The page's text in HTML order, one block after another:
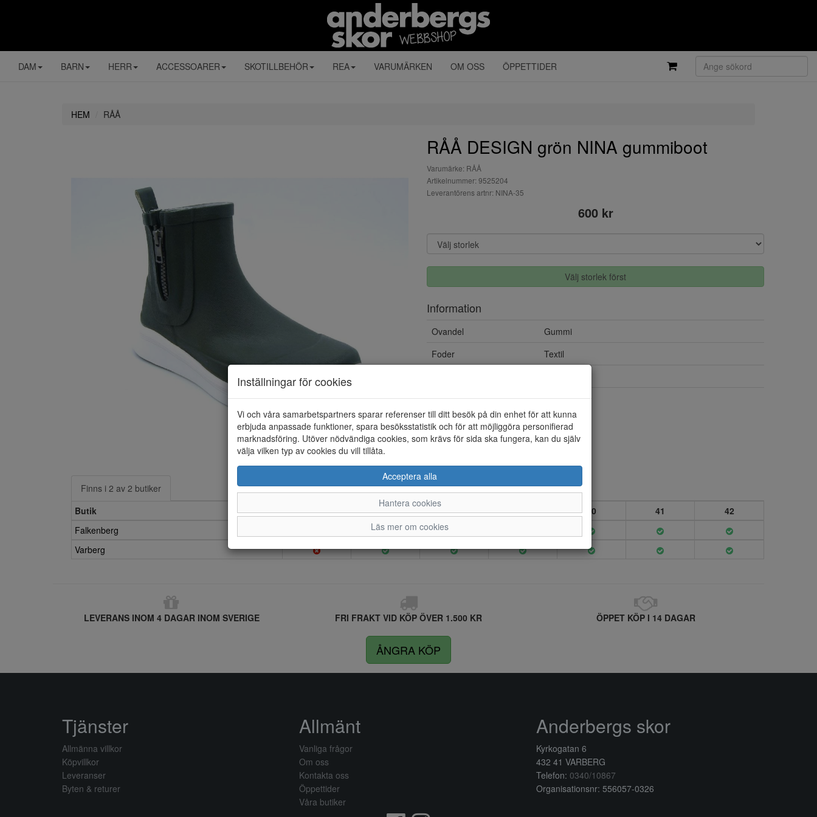
DAM BARN HERR ACCESSOARER SKOTILLBEHÖR REA VARUMÄRKEN OM OSS ÖPPETTIDER
HEM RÅÅ
RÅÅ DESIGN grön NINA gummiboot
Varumärke: RÅÅ
Artikelnummer: 9525204
Leverantörens artnr: NINA-35
600 kr
Välj storlek först
Information
Ovandel
Gummi
Foder
Textil
Löstagbar innersula
Ja
Finns i 2 av 2 butiker
Butik
36 37 38 39 40 41
42
Falkenberg
Varberg
LEVERANS INOM 4 DAGAR INOM SVERIGE FRI FRAKT VID KÖP ÖVER 1.500 KR ÖPPET KÖP I 14 DAGAR
ÅNGRA KÖP
Inställningar för cookies
Vi och våra samarbetspartners sparar referenser till ditt besök på din enhet för att kunna
erbjuda anpassade funktioner, spara besöksstatistik och för att möjliggöra personifierad
marknadsföring. Utöver nödvändiga cookies, som krävs för sida ska fungera, kan du själv
välja vilken typ av cookies du vill tillåta.
Acceptera alla
Hantera cookies
Läs mer om cookies
Tjänster
Allmänna villkor
Köpvillkor
Leveranser
Byten & returer
Allmänt
Vanliga frågor
Om oss
Kontakta oss
Öppettider
Våra butiker
Anderbergs skor
Kyrkogatan 6
432 41 VARBERG
Telefon: 0340/10867
Organisationsnr: 556057-0326